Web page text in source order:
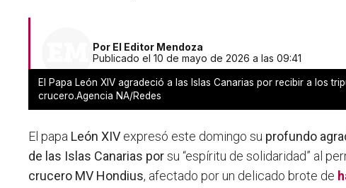
Por El Editor Mendoza
Publicado el 10 de mayo de 2026 a las 09:41
El Papa León XIV agradeció a las Islas Canarias por recibir a los
crucero.Agencia NA/Redes
El papa León XIV expresó este domingo su profundo
de las Islas Canarias porsu “espíritu de solidaridad” al
crucero MV Hondius, afectado por un delicado brote de